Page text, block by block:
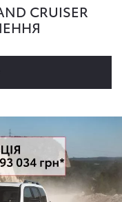
CRUISER